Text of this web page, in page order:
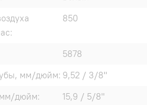
850
5878
мм/дюйм: 9,52 / 3/8"
мм/дюйм:
15,9 / 5/8"